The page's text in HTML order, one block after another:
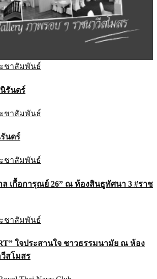
ชาสัมพันธ์
รันดร์
ชาสัมพันธ์
นดร์
ชาสัมพันธ์
ล เกื้อการุณย์ 26” ณ ห้องสินธูทัศนา 3 #ราช
ชาสัมพันธ์
ใจประสานใจ ชาวธรรมนามัย ณ ห้อง
วีสโมสร